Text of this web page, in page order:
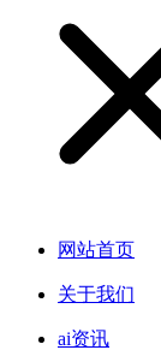
网站首页
关于我们
ai资讯